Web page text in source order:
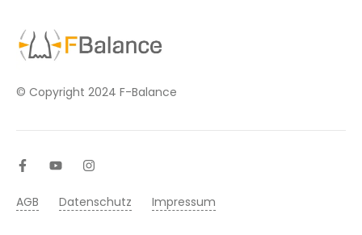
© Copyright 2024 F-Balance
AGB Datenschutz Impressum